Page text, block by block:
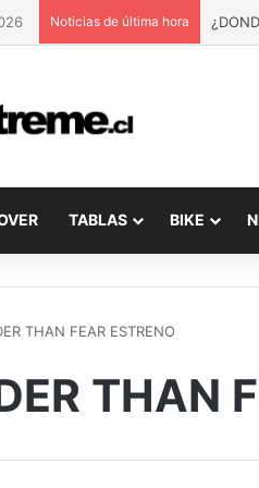
Noticias de última hora
TABLAS BIKE
THAN FEAR ESTRENO
THAN